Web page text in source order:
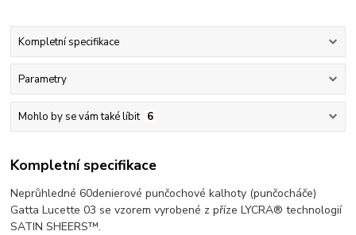
Kompletní specifikace
Parametry
Mohlo by se vám také líbit 6
Kompletní specifikace
Neprůhledné 60denierové punčochové kalhoty (punčocháče)
Gatta Lucette 03 se vzorem vyrobené z příze LYCRA® technologií
SATIN SHEERS™.